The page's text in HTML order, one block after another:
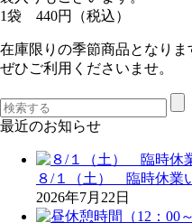
1袋 440円（税込）
在庫限りの季節商品となりま
ぜひご利用くださいませ。
最近のお知らせ
８/１（土） 臨時休業
2026年7月22日